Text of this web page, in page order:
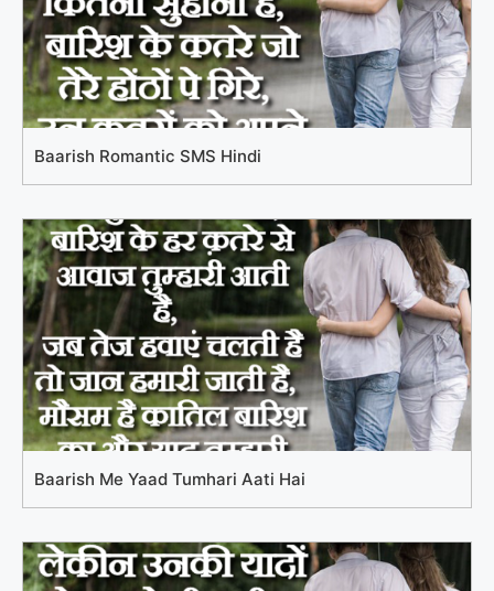
Baarish Romantic SMS Hindi
Baarish Me Yaad Tumhari Aati Hai